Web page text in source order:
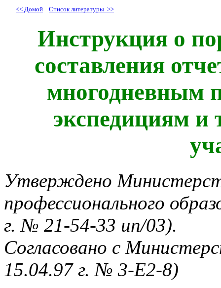
<< Домой Список литературы >>
Инструкция о
составления
многодневным
экспедициям и
Утверждено
профессионального
г. № 21-54-33 ип/03).
Согласовано с
15.04.97 г. № 3-Е2-8)